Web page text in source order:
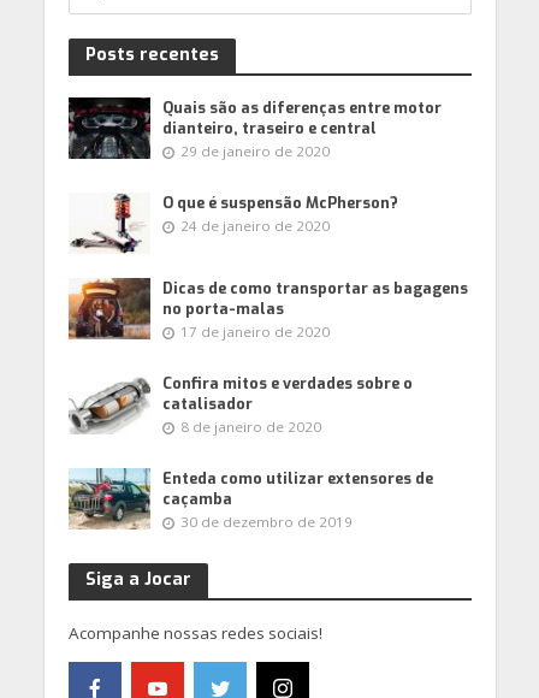
Posts recentes
Quais são as diferenças entre motor
dianteiro, traseiro e central
29 de janeiro de 2020
O que é suspensão McPherson?
24 de janeiro de 2020
Dicas de como transportar as bagagens
no porta-malas
17 de janeiro de 2020
Confira mitos e verdades sobre o
catalisador
8 de janeiro de 2020
Enteda como utilizar extensores de
caçamba
30 de dezembro de 2019
Siga a Jocar
Acompanhe nossas redes sociais!